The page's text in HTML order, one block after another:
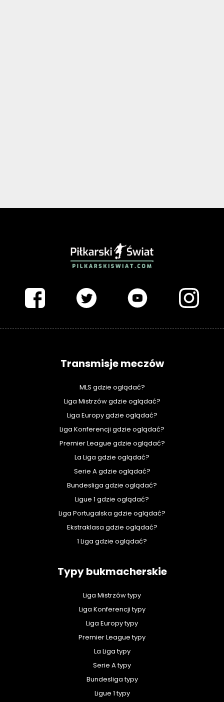
Transmisje meczów
MLS gdzie oglądać?
Liga Mistrzów gdzie oglądać?
Liga Europy gdzie oglądać?
Liga Konferencji gdzie oglądać?
Premier League gdzie oglądać?
La Liga gdzie oglądać?
Serie A gdzie oglądać?
Bundesliga gdzie oglądać?
Ligue 1 gdzie oglądać?
Liga Portugalska gdzie oglądać?
Ekstraklasa gdzie oglądać?
1 Liga gdzie oglądać?
Typy bukmacherskie
Liga Mistrzów typy
Liga Konferencji typy
Liga Europy typy
Premier League typy
La Liga typy
Serie A typy
Bundesliga typy
Ligue 1 typy